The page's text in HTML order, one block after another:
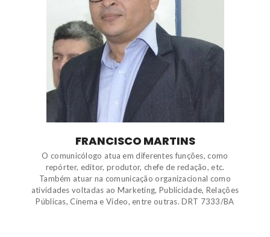
FRANCISCO MARTINS
O comunicólogo atua em diferentes funções, como
repórter, editor, produtor, chefe de redação, etc.
Também atuar na comunicação organizacional como
atividades voltadas ao Marketing, Publicidade, Relações
Públicas, Cinema e Vídeo, entre outras. DRT 7333/BA